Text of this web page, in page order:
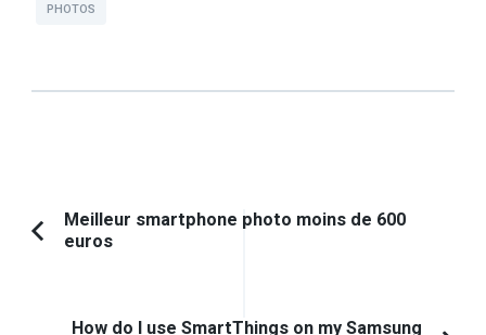
PHOTOS
Navigation
d'article
Article
Meilleur smartphone photo moins de 600
euros
How do I use SmartThings on my Samsung